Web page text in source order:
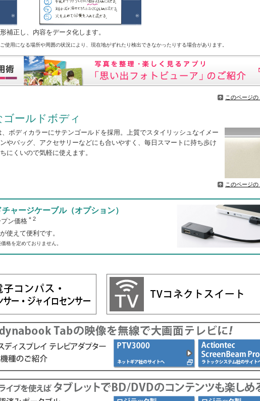
補正し、内容をデータ化します。
使用になる場所や周囲の状況により、現在地がずれたり検出できなかったりする場合があります。
このページ
ールドボディ
ボディカラーにサテンゴールドを採用。上質でスタイリッシュなイメー
やバッグ、アクセサリーなどにも合いやすく、毎日スマートに持ち歩け
にくいので気軽に使えます。
このページ
ャージケーブル（オプション）
プン価格 ＊2
使えて便利です。
格を定めておりません。